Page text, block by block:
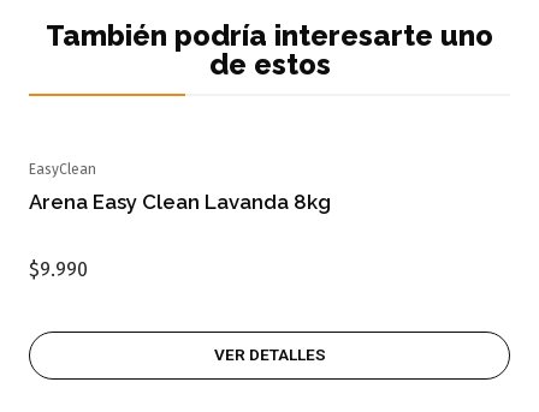
También podría interesarte uno
de estos
EasyClean
Arena Easy Clean Lavanda 8kg
$9.990
VER DETALLES